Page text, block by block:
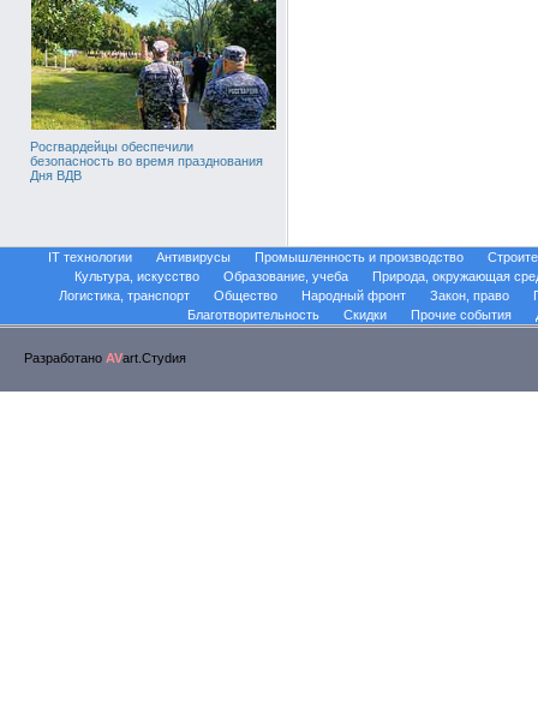
Росгвардейцы обеспечили
безопасность во время празднования
Дня ВДВ
IT технологии Антивирусы Промышленность и производство
Культура, искусство
Образование, учеба
Природа, окружающая
Логистика, транспорт
Общество Народный фронт Закон, право
Благотворительность
Скидки Прочие события
Разработано AVart.Стуdия